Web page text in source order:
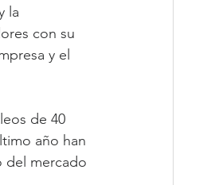
la
con su
y el
de 40
año han
del mercado